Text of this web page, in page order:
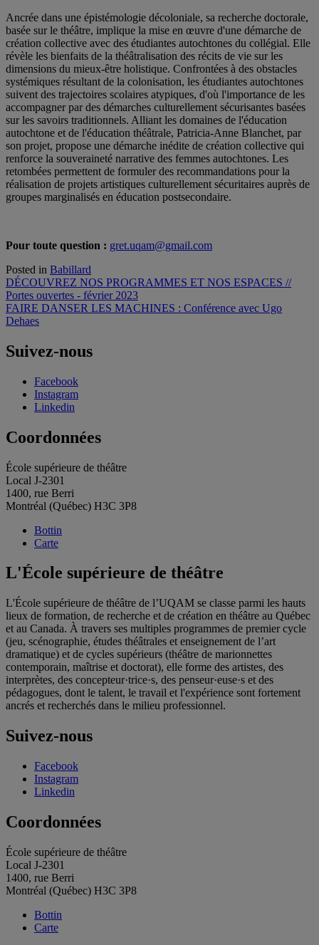
Ancrée dans une épistémologie décoloniale, sa recherche doctorale,
basée sur le théâtre, implique la mise en œuvre d'une démarche de
création collective avec des étudiantes autochtones du collégial. Elle
révèle les bienfaits de la théâtralisation des récits de vie sur les
dimensions du mieux-être holistique. Confrontées à des obstacles
systémiques résultant de la colonisation, les étudiantes autochtones
suivent des trajectoires scolaires atypiques, d'où l'importance de les
accompagner par des démarches culturellement sécurisantes basées
sur les savoirs traditionnels. Alliant les domaines de l'éducation
autochtone et de l'éducation théâtrale, Patricia-Anne Blanchet, par
son projet, propose une démarche inédite de création collective qui
renforce la souveraineté narrative des femmes autochtones. Les
retombées permettent de formuler des recommandations pour la
réalisation de projets artistiques culturellement sécuritaires auprès de
groupes marginalisés en éducation postsecondaire.
Pour toute question : gret.uqam@gmail.com
Posted in Babillard
Navigation
de
l'article
DÉCOUVREZ NOS PROGRAMMES ET NOS ESPACES //
Portes ouvertes - février 2023
FAIRE DANSER LES MACHINES : Conférence avec Ugo
Dehaes
Suivez-nous
Facebook
Instagram
Linkedin
Coordonnées
École supérieure de théâtre
Local J-2301
1400, rue Berri
Montréal (Québec) H3C 3P8
Bottin
Carte
L'École supérieure de théâtre
L'École supérieure de théâtre de l’UQAM se classe parmi les hauts
lieux de formation, de recherche et de création en théâtre au Québec
et au Canada. À travers ses multiples programmes de premier cycle
(jeu, scénographie, études théâtrales et enseignement de l’art
dramatique) et de cycles supérieurs (théâtre de marionnettes
contemporain, maîtrise et doctorat), elle forme des artistes, des
interprètes, des concepteur·trice·s, des penseur·euse·s et des
pédagogues, dont le talent, le travail et l'expérience sont fortement
ancrés et recherchés dans le milieu professionnel.
Suivez-nous
Facebook
Instagram
Linkedin
Coordonnées
École supérieure de théâtre
Local J-2301
1400, rue Berri
Montréal (Québec) H3C 3P8
Bottin
Carte